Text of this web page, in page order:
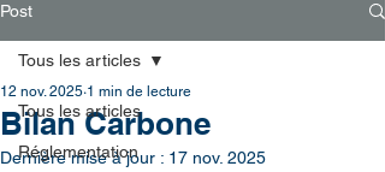
Post
Tous les articles
Réglementation
Tous les articles
Bilan Carbone
12 nov. 2025 1 min de lecture
Dernière mise à jour : 17 nov. 2025